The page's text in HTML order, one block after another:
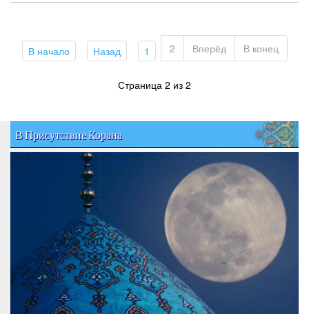
В начало(current)Назад(current)
1 (current)
2 Вперёд В конец
Страница 2 из 2
В Присутствие Корана